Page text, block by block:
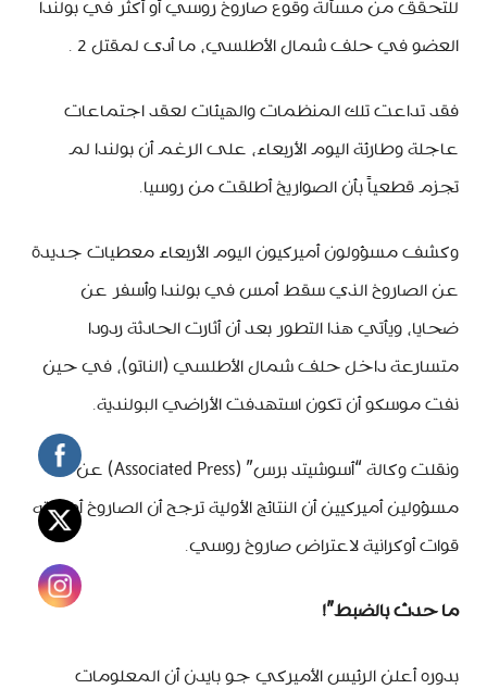
للتحقق من مسألة وقوع صاروخ روسي أو أكثر في بولندا
العضو في حلف شمال الأطلسي، ما أدى لمقتل 2 .
فقد تداعت تلك المنظمات والهيئات لعقد اجتماعات
عاجلة وطارئة اليوم الأربعاء، على الرغم أن بولندا لم
تجزم قطعياً بأن الصواريخ أطلقت من روسيا.
وكشف مسؤولون أميركيون اليوم الأربعاء معطيات جديدة
عن الصاروخ الذي سقط أمس في بولندا وأسفر عن
ضحايا، ويأتي هذا التطور بعد أن أثارت الحادثة ردودا
متسارعة داخل حلف شمال الأطلسي (الناتو)، في حين
نفت موسكو أن تكون استهدفت الأراضي البولندية.
ونقلت وكالة “أسوشيتد برس” (Associated Press) عن
مسؤولين أميركيين أن النتائج الأولية ترجح أن الصاروخ أطلقته
قوات أوكرانية لاعتراض صاروخ روسي.
ما حدث بالضبط”!
بدوره أعلن الرئيس الأميركي جو بايدن أن المعلومات